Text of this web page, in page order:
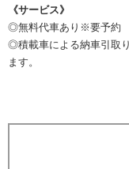
《サービス》
◎無料代車あり※要予約
◎積載車による納車引取
ます。